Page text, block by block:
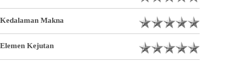
Kedalaman Makna
Elemen Kejutan